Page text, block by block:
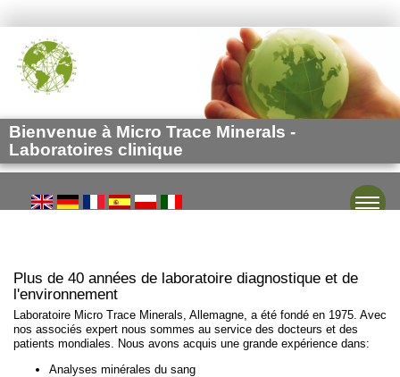
Bienvenue à Micro Trace Minerals -
Laboratoires clinique
Plus de 40 années de laboratoire diagnostique et de
l'environnement
Laboratoire Micro Trace Minerals, Allemagne, a été fondé en 1975. Avec
nos associés expert nous sommes au service des docteurs et des
patients mondiales. Nous avons acquis une grande expérience dans:
Analyses minérales du sang